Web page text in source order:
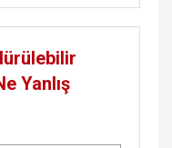
Yanlış